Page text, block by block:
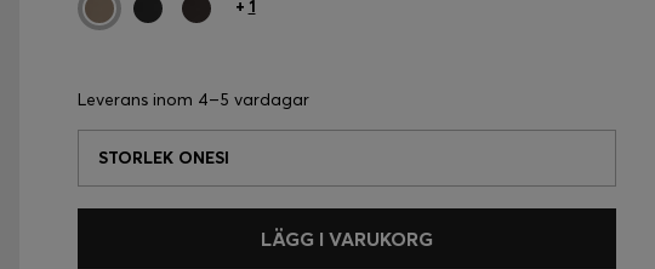
+ 1
Leverans inom 4–5 vardagar
STORLEK ONESI
LÄGG I VARUKORG